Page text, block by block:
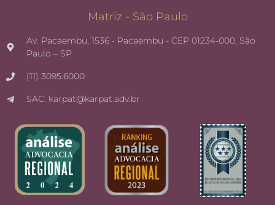
Matriz - São Paulo
Av. Pacaembu, 1536 - Pacaembu - CEP 01234-000, São
Paulo – SP
(11) 3095.6000
SAC: karpat@karpat.adv.br